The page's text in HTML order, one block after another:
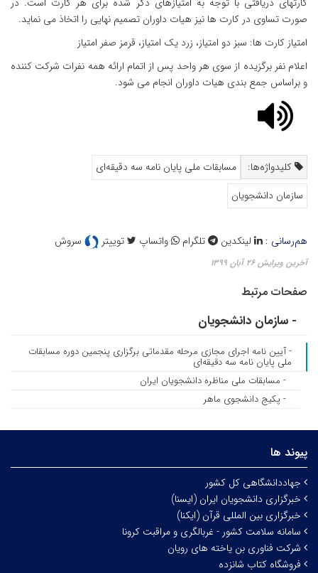
صورت تساوی در کارت ها نیز هیات داوران تصمیم نهایی را اتخاذ می نماید.
امتیاز کارت ها: سبز دو امتیاز، زرد یک امتیاز، قرمز صفر امتیاز
اعلام نفر برگزیده از سوی هر واحد پس از اتمام ارائه همه نفرات شرکت کننده
و براساس جمع بندی هیات داوران انجام می شود.
کلیدواژه‌ها:
مسابقات ملی پایان نامه سه دقیقه‌ای
سازمان دانشجویان
هم‌رسانی : لینکدین تلگرام واتساپ توییتر سروش
آخرین ویرایش ۲۶ آبان ۱۳۹۹
صفحات مرتبط
- سازمان دانشجویان
- آیین نامه اجرای مجازی مرحله مقدماتی برگزاری پنجمین دوره مسابقات
ملی پایان نامه سه دقیقه‌ای
- مسابقات ملی مناظره دانشجویان ایران
- پکیج دانشجوی ماهر
پیوند ها
جهاددانشگاهی کل کشور
خبرگزاری دانشجویان ایران (ایسنا)
خبرگزاری بین المللی قرآن (ایکنا)
سامانه سلامت کشور - غربالگری و مراقبت کرونا
شرکت فناوری بن یاخته های رویان
فروشگاه کتاب شانزده